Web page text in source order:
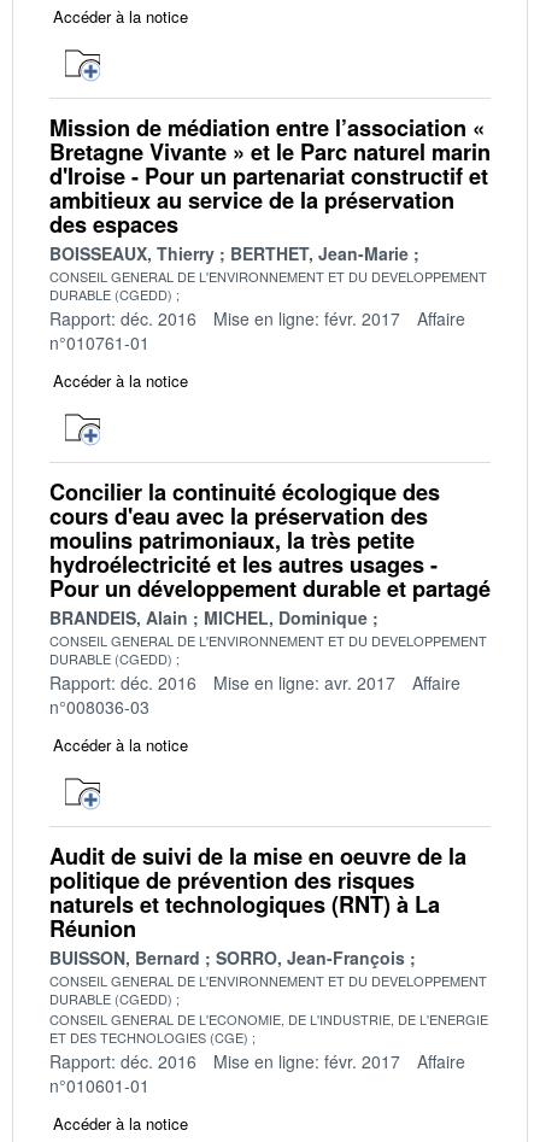
Accéder à la notice
Mission de médiation entre l’association «
Bretagne Vivante » et le Parc naturel marin
d'Iroise - Pour un partenariat constructif et
ambitieux au service de la préservation
des espaces
BOISSEAUX, Thierry BERTHET, Jean-Marie
CONSEIL GENERAL DE L'ENVIRONNEMENT ET DU DEVELOPPEMENT
DURABLE (CGEDD)
Rapport: déc. 2016 Mise en ligne: févr. 2017
Affaire
n°010761-01
Accéder à la notice
Concilier la continuité écologique des
cours d'eau avec la préservation des
moulins patrimoniaux, la très petite
hydroélectricité et les autres usages -
Pour un développement durable et partagé
BRANDEIS, Alain MICHEL, Dominique
CONSEIL GENERAL DE L'ENVIRONNEMENT ET DU DEVELOPPEMENT
DURABLE (CGEDD)
Rapport: déc. 2016 Mise en ligne: avr. 2017
Affaire
n°008036-03
Accéder à la notice
Audit de suivi de la mise en oeuvre de la
politique de prévention des risques
naturels et technologiques (RNT) à La
Réunion
BUISSON, Bernard SORRO, Jean-François
CONSEIL GENERAL DE L'ENVIRONNEMENT ET DU DEVELOPPEMENT
DURABLE (CGEDD)
CONSEIL GENERAL DE L'ECONOMIE, DE L'INDUSTRIE, DE L'ENERGIE
ET DES TECHNOLOGIES (CGE)
Rapport: déc. 2016 Mise en ligne: févr. 2017
Affaire
n°010601-01
Accéder à la notice